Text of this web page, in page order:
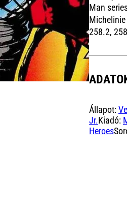
Man
258.2,
Állapot:
Jr.Kiadó:
Heroes